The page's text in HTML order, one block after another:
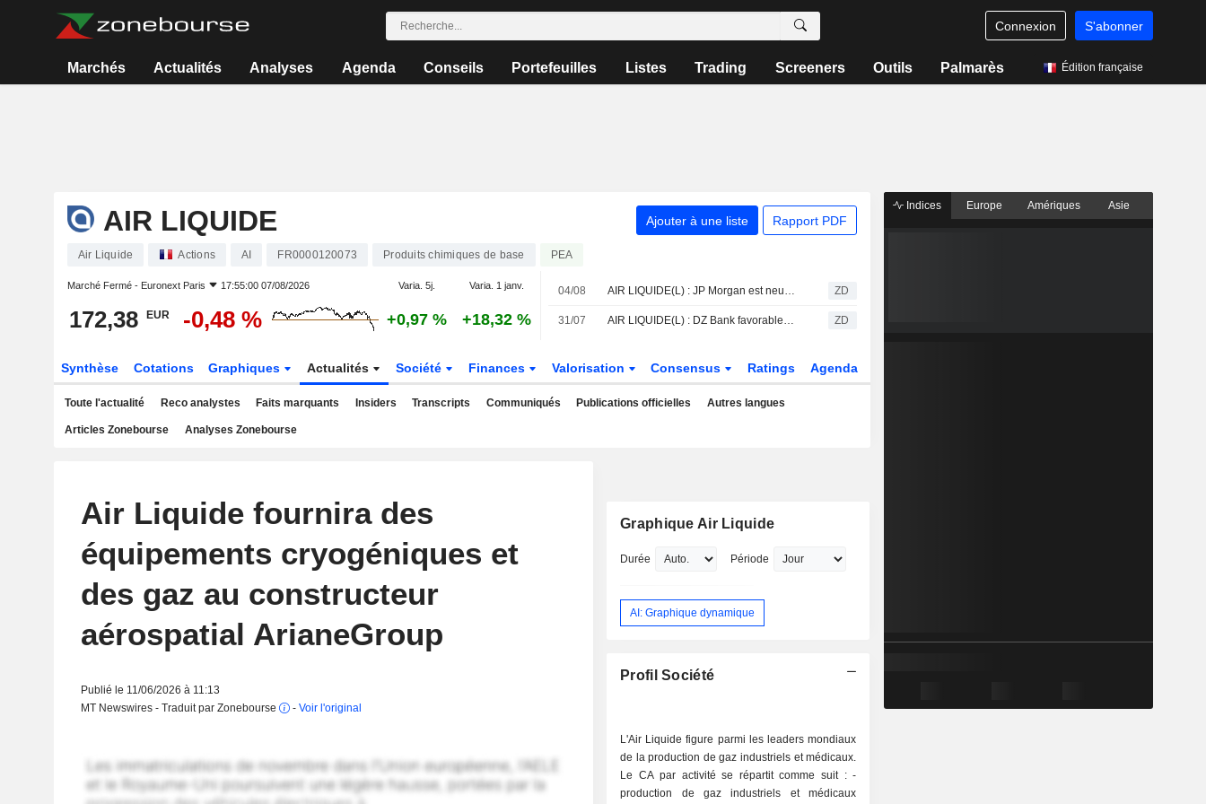
Connexion S'abonner
Marchés Actualités Analyses Agenda Conseils Portefeuilles Listes Trading Screeners Outils Palmarès Édition française
AIR LIQUIDE Ajouter à une liste Rapport PDF
Air Liquide Actions AI FR0000120073 Produits chimiques de base PEA
Marché Fermé - Euronext Paris 17:55:00 07/08/2026 Varia. 5j. Varia. 1 janv.
172,38 EUR -0,48 % +0,97 % +18,32 %
04/08 AIR LIQUIDE(L) : JP Morgan est neutre sur le titre ZD
31/07 AIR LIQUIDE(L) : DZ Bank favorable sur le dossier ZD
Synthèse Cotations Graphiques Actualités Société Finances Valorisation Consensus Ratings Agenda
Toute l'actualité Reco analystes Faits marquants Insiders Transcripts Communiqués Publications officielles Autres langues
Articles Zonebourse Analyses Zonebourse
Air Liquide fournira des
équipements cryogéniques et
des gaz au constructeur
aérospatial ArianeGroup
Publié le 11/06/2026 à 11:13
MT Newswires - Traduit par Zonebourse
- Voir l'original
Graphique Air Liquide
Durée Période
AI: Graphique dynamique
Profil Société
L'Air Liquide figure parmi les leaders mondiaux
de la production de gaz industriels et médicaux.
Le CA par activité se répartit comme suit : -
production de gaz industriels et médicaux
Indices Europe Amériques Asie